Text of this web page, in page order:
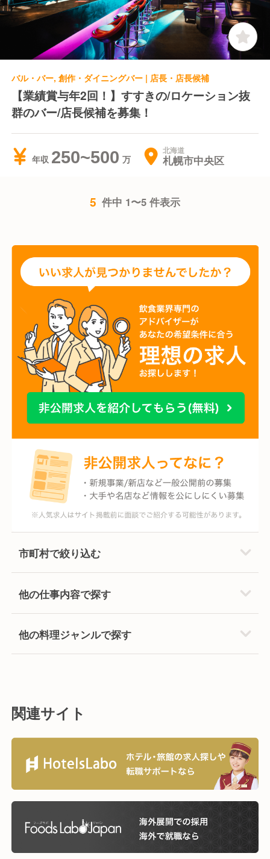
バル・バー, 創作・ダイニングバー | 店長・店長候補
【業績賞与年2回！】すすきの/ロケーション抜
群のバー/店長候補を募集！
年収 250~500 北海道
札幌市中央区
5 件中 1〜5 件表示
市町村で絞り込む
他の仕事内容で探す
他の料理ジャンルで探す
関連サイト